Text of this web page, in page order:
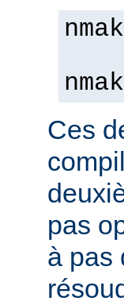
Ces
pas
à pas